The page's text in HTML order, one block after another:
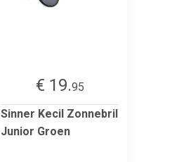
€ 19.95
Sinner Kecil Zonnebril
Junior Groen